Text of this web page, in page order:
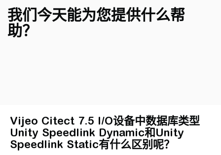
我们今天能为您提供什么帮
助？
Vijeo Citect 7.5 I/O设备中数据库类型
Unity Speedlink Dynamic和Unity
Speedlink Static有什么区别呢？